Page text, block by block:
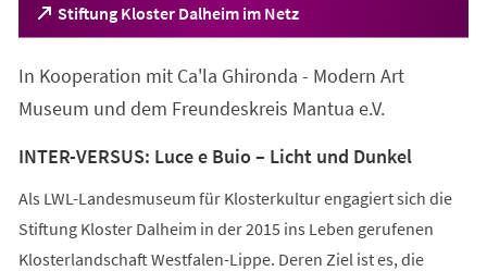
Stiftung Kloster Dalheim im Netz
(Öffnet
in
neuen
In Kooperation mit Ca'la Ghironda - Modern Art
Museum und dem Freundeskreis Mantua e.V.
INTER-VERSUS: Luce e Buio – Licht und Dunkel
Als LWL-Landesmuseum für Klosterkultur engagiert sich die
Stiftung Kloster Dalheim in der 2015 ins Leben gerufenen
Klosterlandschaft Westfalen-Lippe. Deren Ziel ist es, die